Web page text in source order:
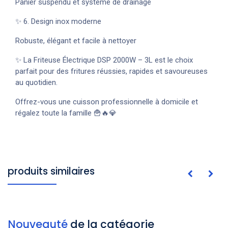
Panier suspendu et système de drainage
✨ 6. Design inox moderne
Robuste, élégant et facile à nettoyer
✨ La Friteuse Électrique DSP 2000W – 3L est le choix
parfait pour des fritures réussies, rapides et savoureuses
au quotidien.
Offrez-vous une cuisson professionnelle à domicile et
régalez toute la famille 🍟🔥💎
produits similaires
Nouveauté de la catégorie